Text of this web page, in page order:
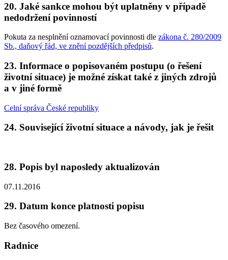
20. Jaké sankce mohou být uplatněny v případě
nedodržení povinností
Pokuta za nesplnění oznamovací povinnosti dle zákona č. 280/2009
Sb., daňový řád, ve znění pozdějších předpisů.
23. Informace o popisovaném postupu (o řešení
životní situace) je možné získat také z jiných zdrojů
a v jiné formě
Celní správa České republiky
24. Související životní situace a návody, jak je řešit
28. Popis byl naposledy aktualizován
07.11.2016
29. Datum konce platnosti popisu
Bez časového omezení.
Radnice